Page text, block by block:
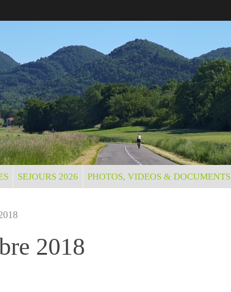
SEJOURS 2026 PHOTOS, VIDEOS & DOCUMENTS
2018